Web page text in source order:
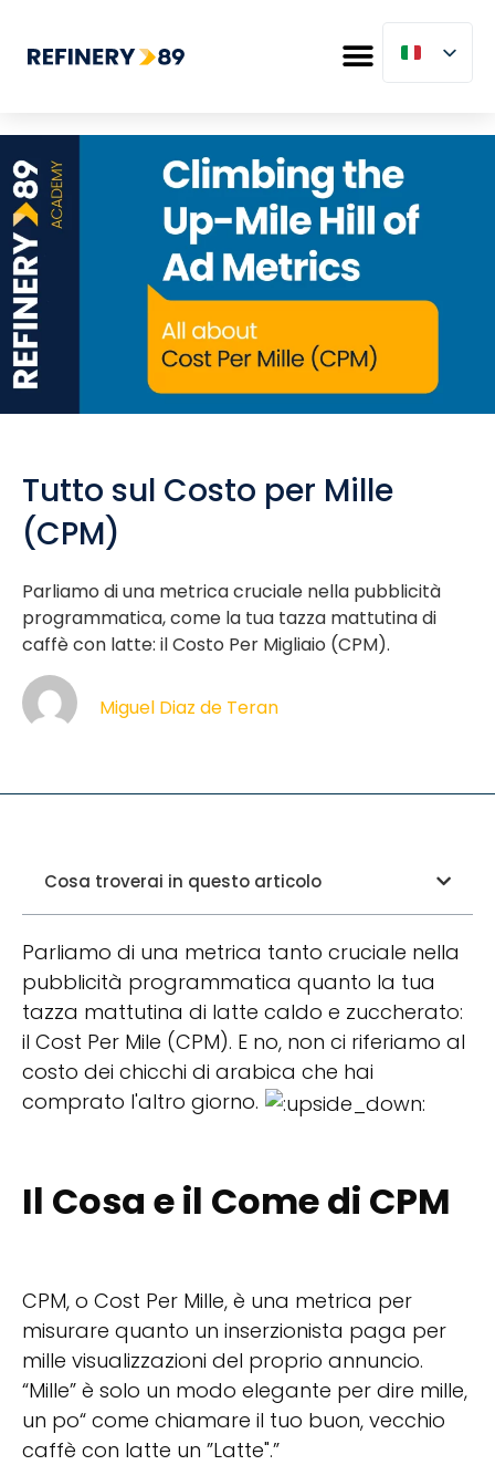
Tutto sul Costo per Mille
(CPM)
Parliamo di una metrica cruciale nella pubblicità
programmatica, come la tua tazza mattutina di
caffè con latte: il Costo Per Migliaio (CPM).
Miguel Diaz de Teran
Cosa troverai in questo articolo
Parliamo di una metrica tanto cruciale nella
pubblicità programmatica quanto la tua
tazza mattutina di latte caldo e zuccherato:
il Cost Per Mile (CPM). E no, non ci riferiamo al
costo dei chicchi di arabica che hai
comprato l'altro giorno.
Il Cosa e il Come di CPM
CPM, o Cost Per Mille, è una metrica per
misurare quanto un inserzionista paga per
mille visualizzazioni del proprio annuncio.
“Mille” è solo un modo elegante per dire mille,
un po“ come chiamare il tuo buon, vecchio
caffè con latte un ”Latte".”